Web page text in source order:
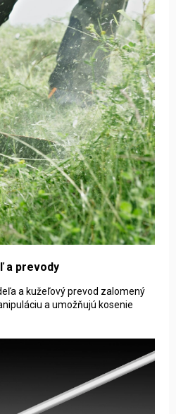
a prevody
a kužeľový prevod zalomený
a umožňujú kosenie